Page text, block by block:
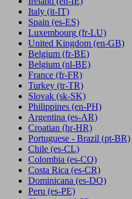
Italy (it-IT)
Spain (es-ES)
Luxembourg (fr-LU)
United Kingdom (en-GB)
Belgium (fr-BE)
Belgium (nl-BE)
France (fr-FR)
Turkey (tr-TR)
Slovak (sk-SK)
Philippines (en-PH)
Argentina (es-AR)
Croatian (hr-HR)
Portuguese - Brazil (pt-BR)
Chile (es-CL)
Colombia (es-CO)
Costa Rica (es-CR)
Dominicana (es-DO)
Peru (es-PE)